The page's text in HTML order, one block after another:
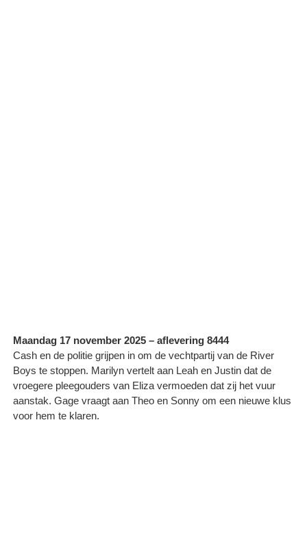
Maandag 17 november 2025 – aflevering 8444
Cash en de politie grijpen in om de vechtpartij van de River
Boys te stoppen. Marilyn vertelt aan Leah en Justin dat de
vroegere pleegouders van Eliza vermoeden dat zij het vuur
aanstak. Gage vraagt aan Theo en Sonny om een nieuwe klus
voor hem te klaren.